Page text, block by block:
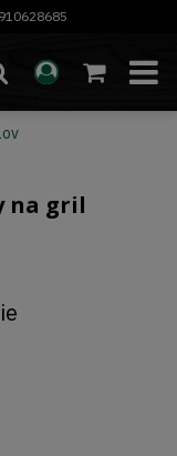
na gril